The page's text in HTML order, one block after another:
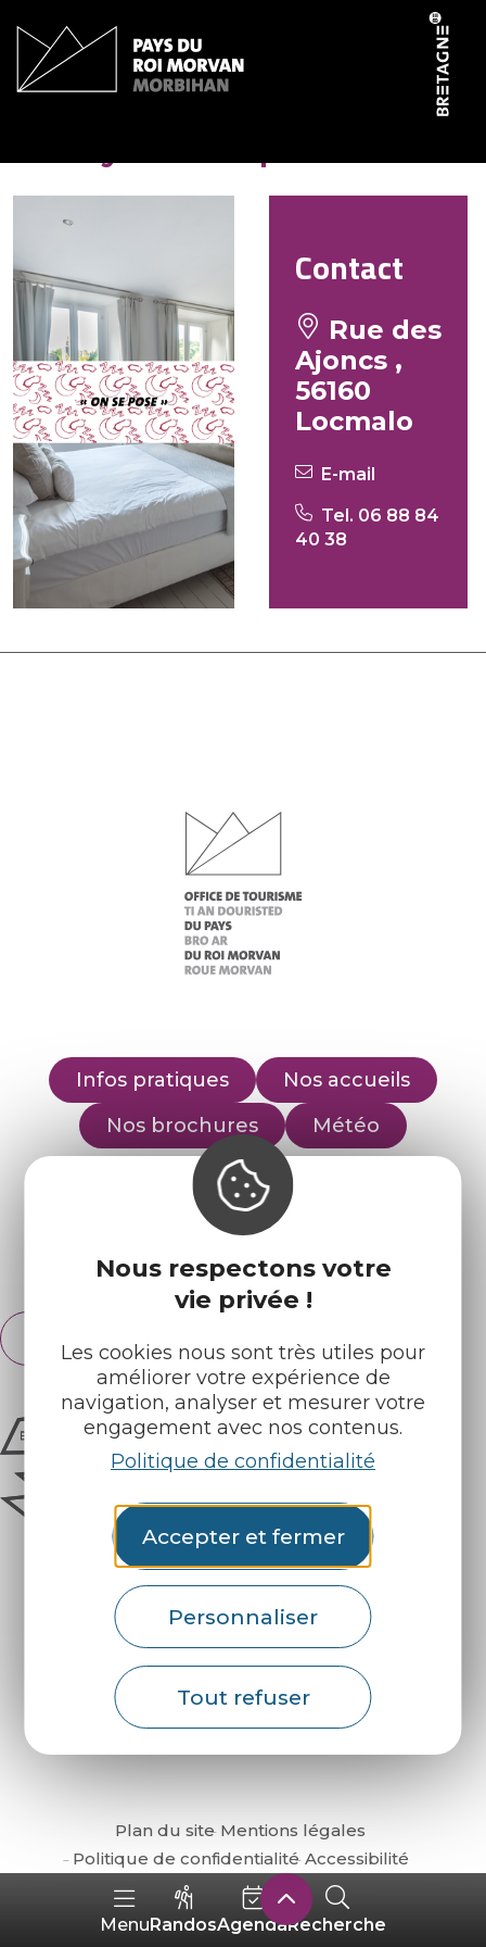
Nous respectons votre
vie privée !
Les cookies nous sont très utiles pour
améliorer votre expérience de
navigation, analyser et mesurer votre
engagement avec nos contenus.
Politique de confidentialité
Accepter et fermer
Personnaliser
Tout refuser
MenuRandosAgendaRecherche
Contact
Rue des
Ajoncs ,
56160
Locmalo
E-mail
Tel. 06 88 84
40 38
Infos pratiques
Nos accueils
Nos brochures
Météo
Retrouvez-nous sur :
Espace pro Partenaires
Français
English
Comment venir ?
Plan du site Mentions légales
Politique de confidentialité Accessibilité